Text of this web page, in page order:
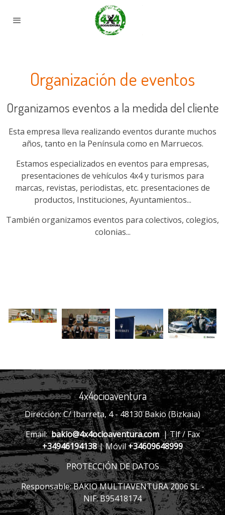
Organización de eventos
Organizamos eventos a la medida del cliente
Esta empresa lleva realizando eventos durante muchos
años, tanto en la Península como en Marruecos.
Estamos especializados en eventos para empresas,
presentaciones de vehículos 4x4 y turismos para
marcas, revistas, periodistas, etc. presentaciones de
productos, Instituciones, Ayuntamientos...
También organizamos eventos para colectivos, colegios,
colonias...
4x4ocioaventura
Dirección: C/ Ibarreta, 4 - 48130 Bakio (Bizkaia)
Email:bakio@4x4ocioaventura.com| Tlf / Fax
+34946194138| Móvil+34609648999
PROTECCIÓN DE DATOS
Responsable: BAKIO MULTIAVENTURA 2006 SL -
NIF: B95418174